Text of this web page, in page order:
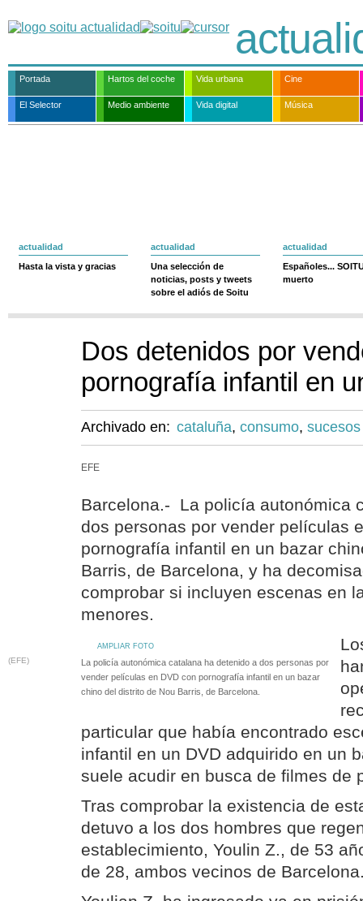
Portada Hartos del coche Vida urbana Cine
El Selector Medio ambiente Vida digital Música
actualidad
Hasta la vista y gracias
actualidad
Una selección de
noticias, posts y tweets
sobre el adiós de Soitu
actualidad
Españoles...
muerto
Dos detenidos por
pornografía infantil en
Archivado en: cataluña, consumo, sucesos
EFE
Barcelona.- La policía autonómica
dos personas por vender películas
pornografía infantil en un bazar
Barris, de Barcelona, y ha
comprobar si incluyen escenas en
menores.
AMPLIAR FOTO
(EFE)
La policía autonómica catalana ha detenido a dos personas por
vender películas en DVD con pornografía infantil en un bazar
chino del distrito de Nou Barris, de Barcelona.
particular que había encontrado
infantil en un DVD adquirido en un
suele acudir en busca de filmes de
Tras comprobar la existencia de
detuvo a los dos hombres que
establecimiento, Youlin Z., de 53
de 28, ambos vecinos de